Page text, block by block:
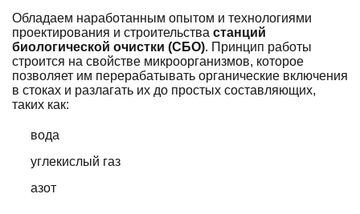
Обладаем наработанным опытом и технологиями
проектирования и строительства станций
биологической очистки (СБО). Принцип работы
строится на свойстве микроорганизмов, которое
позволяет им перерабатывать органические включения
в стоках и разлагать их до простых составляющих,
таких как:
вода
углекислый газ
азот